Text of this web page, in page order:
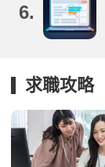
6.
求職攻略